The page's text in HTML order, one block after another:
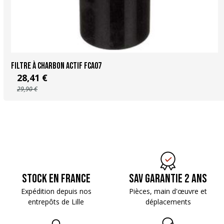
Filtre à charbon actif FCA07
28,41 €
29,90 €
Stock en France
Expédition depuis nos
entrepôts de Lille
SAV Garantie 2 ans
Pièces, main d'œuvre et
déplacements